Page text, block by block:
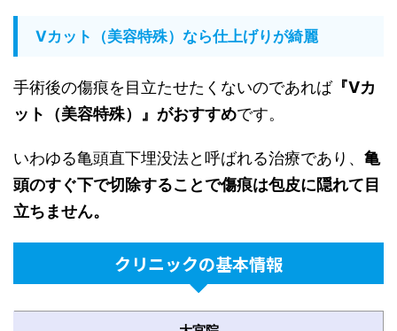
Vカット（美容特殊）なら仕上げりが綺麗
手術後の傷痕を目立たせたくないのであれば『Vカ
ット（美容特殊）』がおすすめです。
いわゆる亀頭直下埋没法と呼ばれる治療であり、 亀
頭のすぐ下で切除することで傷痕は包皮に隠れて目
立ちません。
クリニックの基本情報